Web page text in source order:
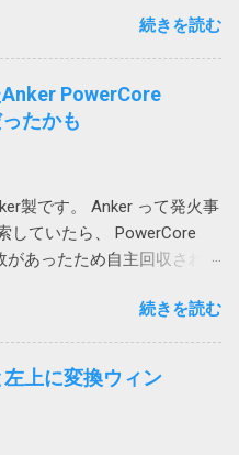
く、シートに対して行全
ん。 この場合、人間が手
いいのですが、VBAを使っ
つのシートにテーブルを複
、このような問題が起こら
ウトを考える必要がありま
ーブルを下に配置すること
。 そういうレイアウトに
インイン可能だったので、
グインしたところ、文字化
どうやらWindowsのユー
存の問題のようです。 残
の問題が発生していたこと
。その時は、ファイルを添
版で開くと問題ないので
となった気がします。 ロー
ます。 原因はAdobe
ウンロードしたファイルの
口座明細ファイルを保存す
するとかです。 ダウンロ
名がわかっているのであ
際には毎回違うなんだか
名が確定しなければアクシ
ようがないので困ります。
イルの処理方法について
。 ダウンロードアクション
Automate Desktopにはその
からダウンロードします」
続きを読む
PowerCore
たかも
製です。 Anker って発火事
していたら、 PowerCore
があったため自主回収されて
アンカー・ジャパン
使っていたのも PowerCore
PowerCore Essential
と思ったら膨らんでいたの
重洲に回収してもらいまし
PowerCore 20000 は
続きを読む
上に変換ウィン